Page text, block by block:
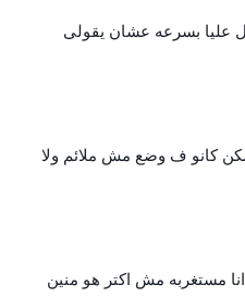
عليا بسرعه عشان يقولى
كانو ف وضع مش ملائم ولا
انا مستغربه مش اكتر هو منين